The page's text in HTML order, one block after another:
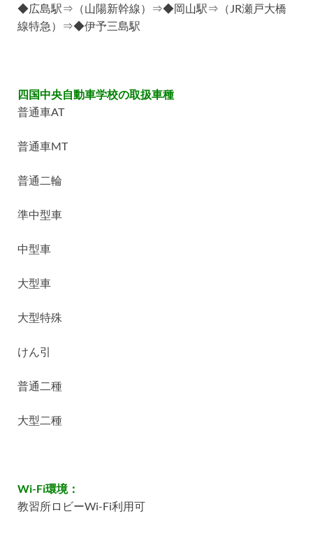
◆広島駅⇒（山陽新幹線）⇒◆岡山駅⇒（JR瀬戸大橋
線特急）⇒◆伊予三島駅
四国中央自動車学校の取扱車種
普通車AT
普通車MT
普通二輪
準中型車
中型車
大型車
大型特殊
けん引
普通二種
大型二種
Wi-Fi環境：
教習所ロビーWi-Fi利用可